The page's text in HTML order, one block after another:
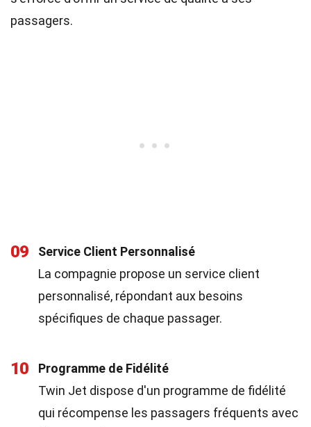
passagers.
09
Service Client Personnalisé
La compagnie propose un service client
personnalisé, répondant aux besoins
spécifiques de chaque passager.
10
Programme de Fidélité
Twin Jet dispose d'un programme de fidélité
qui récompense les passagers fréquents avec